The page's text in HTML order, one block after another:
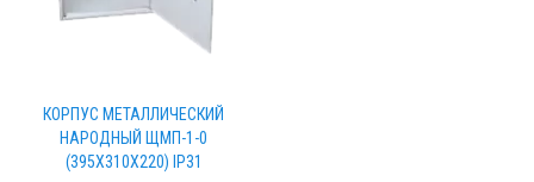
КОРПУС МЕТАЛЛИЧЕСКИЙ
НАРОДНЫЙ ЩМП-1-0
(395Х310Х220) IP31